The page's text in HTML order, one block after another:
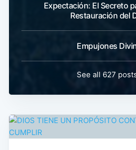
Expectación: El Secreto
Restauración del
Empujones
See all 627